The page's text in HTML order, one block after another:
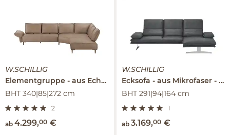
W.SCHILLIG
Elementgruppe aus Echtleder
Bonnie
BHT 340|85|272 cm
2
ab 4.299,00 €
W.SCHILLIG
Ecksofa aus Mikrofaser
BHT 291|94|164 cm
1
ab 3.169,00 €